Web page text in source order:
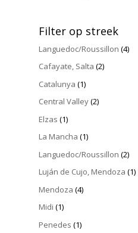
Filter op streek
Languedoc/Roussillon (4)
Cafayate, Salta (2)
Catalunya (1)
Central Valley(2)
Elzas (1)
La Mancha (1)
Languedoc/Roussillon (2)
Luján de Cujo, Mendoza (1)
Mendoza (4)
Midi (1)
Penedes (1)